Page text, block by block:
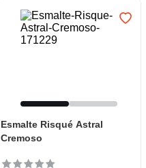
Esmalte Risqué Astral
Cremoso